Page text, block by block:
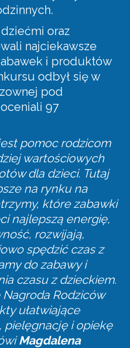
oraz
najciekawsze
i produktów
odbył się w
pod
97
pomoc rodzicom
wartościowych
dla dzieci. Tutaj
na rynku na
które zabawki
najlepszą energię,
rozwijają,
spędzić czas z
do zabawy i
czasu z dzieckiem.
Rodziców
ułatwiające
pielęgnację i opiekę
Magdalena